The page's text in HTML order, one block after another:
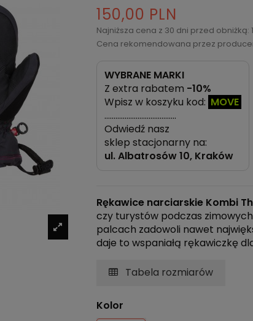
150,00 PLN
Najniższa cena z 30 dni przed obniżką:
Cena rekomendowana przez
WYBRANE MARKI
Z extra rabatem -10%
Wpisz w koszyku kod: MOVE
…………………………………
Odwiedź nasz
sklep stacjonarny na:
ul.Albatrosów 10, Kraków
Rękawice narciarskie Kombi
czy turystów podczas
palcach zadowoli nawet
daje to wspaniałą rękawiczkę
Tabela rozmiarów
Kolor